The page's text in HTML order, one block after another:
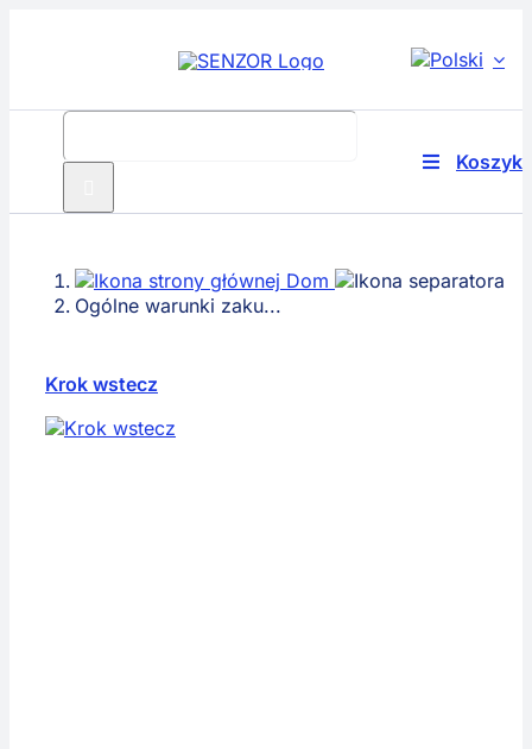
Szukaj:
Przełącz
Koszyk
Dom
Ogólne warunki zaku...
Krok wstecz